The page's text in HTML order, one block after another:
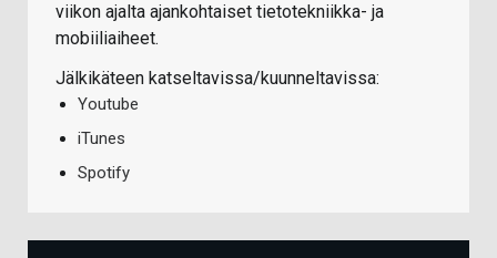
viikon ajalta ajankohtaiset tietotekniikka- ja
mobiiliaiheet.
Jälkikäteen katseltavissa/kuunneltavissa:
Youtube
iTunes
Spotify